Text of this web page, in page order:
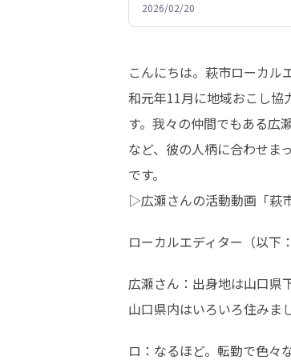
2026/02/20
こんにちは。萩市ローカル
和元年11月に地域おこし協
す。我々の仲間でもある広
など、彼の人柄に合わせま
です。
▷広瀬さんの活動動画「萩
ローカルエディター（以下
広瀬さん：出身地は山口県
山口県内はいろいろ住みま
ロ：なるほど。転勤で色々